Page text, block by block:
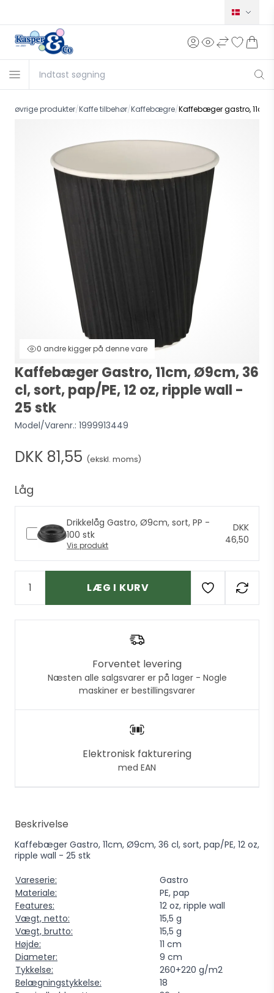
Norsk
Svensk
Deutsch
Français
øvrige produkter/Kaffe tilbehør/Kaffebægre/Kaffebæger gastro, 11cm,
0 andre kigger på denne vare
Kaffebæger Gastro, 11cm, Ø9cm, 36
cl, sort, pap/PE, 12 oz, ripple wall -
25 stk
Model/Varenr.: 1999913449
DKK 81,55 (ekskl. moms)
Låg
Drikkelåg Gastro, Ø9cm, sort, PP -
100 stk
Vis produkt
DKK
46,50
LÆG I KURV
Forventet levering
Næsten alle salgsvarer er på lager - Nogle
maskiner er bestillingsvarer
Elektronisk fakturering
med EAN
Beskrivelse
Kaffebæger Gastro, 11cm, Ø9cm, 36 cl, sort, pap/PE, 12 oz,
ripple wall - 25 stk
Vareserie:
Gastro
Materiale:
PE, pap
Features:
12 oz, ripple wall
Vægt, netto:
15,5 g
Vægt, brutto:
15,5 g
Højde:
11 cm
Diameter:
9 cm
Tykkelse:
260+220 g/m2
Belægningstykkelse:
18